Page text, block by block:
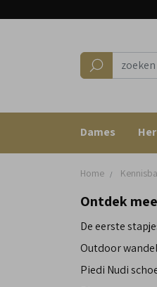
Dames
Home
Ontdek
De eerste
Outdoor
Piedi Nudi